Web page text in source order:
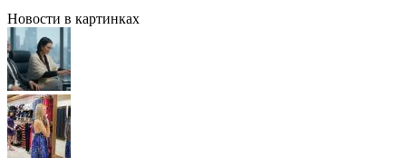
Новости в картинках